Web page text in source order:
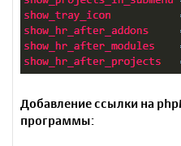
Добавление ссылки на
программы: